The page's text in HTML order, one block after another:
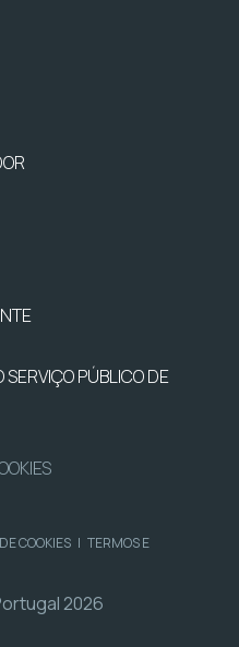
PÚBLICO DE
COOKIES | TERMOS E
2026